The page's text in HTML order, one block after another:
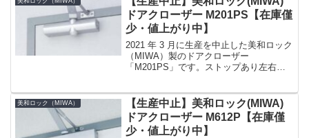
ドアクローザー M201PS【在庫僅
少・値上がり中】
2021 年 3 月に生産を中止した美和ロック
（MIWA）製のドアクローザー
「M201PS」です。ストップあり左右勝
型カラーシルバー（SV）、ブラック艶消
し...
美和ロック（MIWA）
【生産中止】美和ロック(MIWA)
ドアクローザー M612P【在庫僅
少・値上がり中】